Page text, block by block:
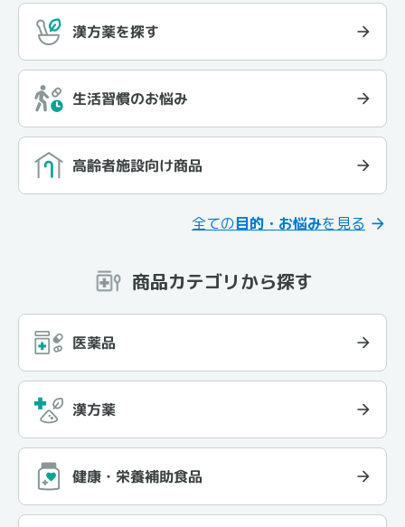
漢方薬を探す
生活習慣のお悩み
高齢者施設向け商品
全ての目的・お悩みを見る
商品カテゴリから探す
医薬品
漢方薬
健康・栄養補助食品